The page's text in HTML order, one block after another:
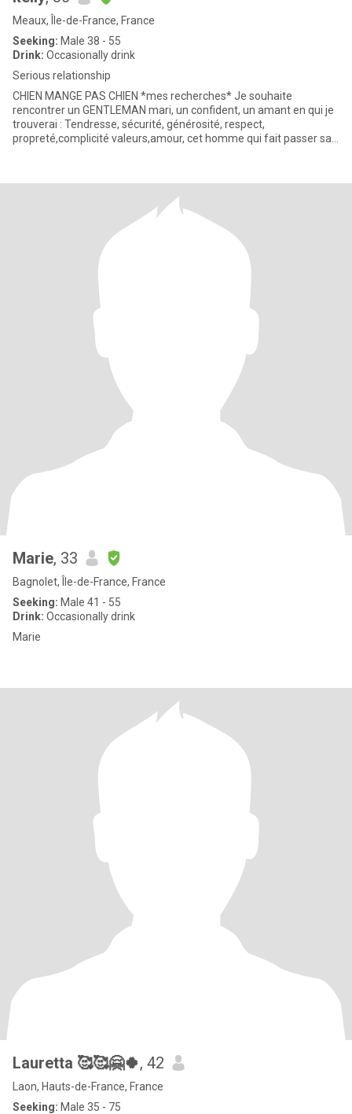
Meaux, Île-de-France, France
Seeking: Male 38 - 55
Drink: Occasionally drink
Serious relationship
CHIEN MANGE PAS CHIEN *mes recherches* Je souhaite
rencontrer un GENTLEMAN mari, un confident, un amant en qui je
trouverai : Tendresse, sécurité, générosité, respect,
propreté,complicité valeurs,amour, cet homme qui fait passer sa
Marie, 33
Bagnolet, Île-de-France, France
Seeking: Male 41 - 55
Drink: Occasionally drink
Marie
Lauretta 🥰🥰🤗🍀, 42
Laon, Hauts-de-France, France
Seeking: Male 35 - 75